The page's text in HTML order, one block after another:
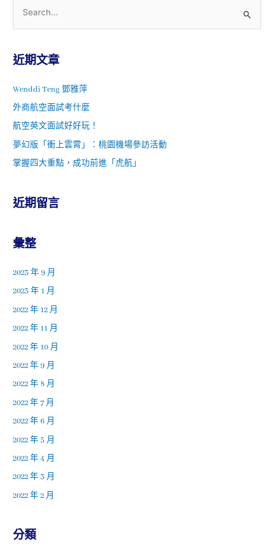
近期文章
Wenddi Teng 鄧雅萍
外商航空面試考什麼
航空英文面試好好玩！
夢幻版「衝上雲霄」：桃園機場參訪活動
掌握四大重點，成功前進「虎航」
近期留言
彙整
2023 年 9 月
2023 年 1 月
2022 年 12 月
2022 年 11 月
2022 年 10 月
2022 年 9 月
2022 年 8 月
2022 年 7 月
2022 年 6 月
2022 年 5 月
2022 年 4 月
2022 年 3 月
2022 年 2 月
分類